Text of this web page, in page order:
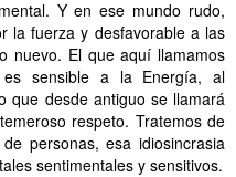
Y en ese mundo rudo,
la fuerza y desfavorable a las
nuevo. El que aquí llamamos
sensible a la Energía, al
que desde antiguo se llamará
respeto. Tratemos de
personas, esa idiosincrasia
sentimentales y sensitivos.